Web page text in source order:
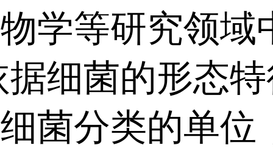
学等研究领域
的形态特征
菌分类的单